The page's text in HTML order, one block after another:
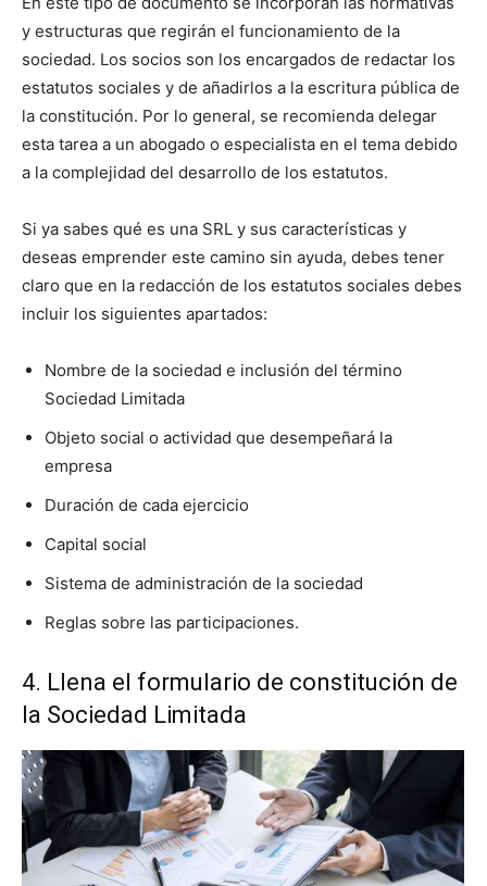
y estructuras que regirán el funcionamiento de la
sociedad. Los socios son los encargados de redactar los
estatutos sociales y de añadirlos a la escritura pública de
la constitución. Por lo general, se recomienda delegar
esta tarea a un abogado o especialista en el tema debido
a la complejidad del desarrollo de los estatutos.
Si ya sabes qué es una SRL y sus características y
deseas emprender este camino sin ayuda, debes tener
claro que en la redacción de los estatutos sociales debes
incluir los siguientes apartados:
Nombre de la sociedad e inclusión del término
Sociedad Limitada
Objeto social o actividad que desempeñará la
empresa
Duración de cada ejercicio
Capital social
Sistema de administración de la sociedad
Reglas sobre las participaciones.
4. Llena el formulario de constitución de
la Sociedad Limitada